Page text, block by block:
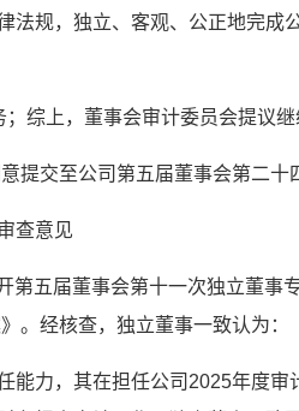
法规，独立、客观、公正地完成
综上，董事会审计委员会提议
提交至公司第五届董事会第二十
查意见
第五届董事会第十一次独立董事
。经核查，独立董事一致认为：
能力，其在担任公司2025年度